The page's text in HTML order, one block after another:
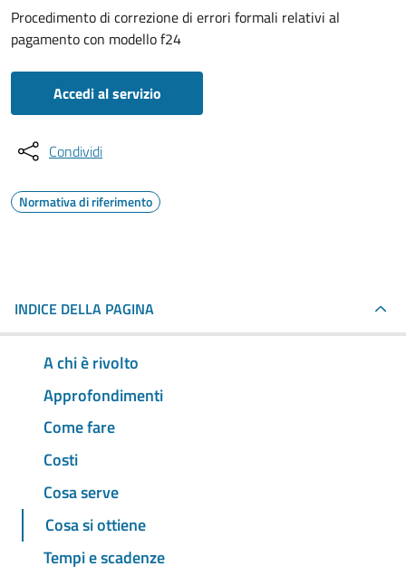
Procedimento di correzione di errori formali relativi al
pagamento con modello f24
Accedi al servizio
Condividi
Normativa di riferimento
INDICE DELLA PAGINA
A chi è rivolto
Approfondimenti
Come fare
Costi
Cosa serve
Cosa si ottiene
Tempi e scadenze